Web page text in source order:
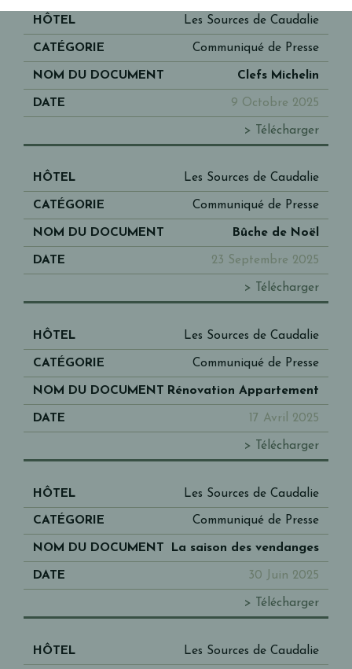
Les Sources de Caudalie
Communiqué de Presse
Clefs Michelin
9 Octobre 2025
> Télécharger
Les Sources de Caudalie
Communiqué de Presse
Bûche de Noël
23 Septembre 2025
> Télécharger
Les Sources de Caudalie
Communiqué de Presse
Rénovation Appartement
17 Avril 2025
> Télécharger
Les Sources de Caudalie
Communiqué de Presse
La saison des vendanges
30 Juin 2025
> Télécharger
Les Sources de Caudalie